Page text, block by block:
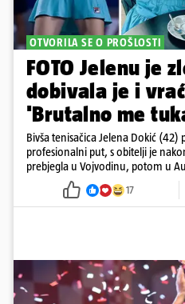
OTVORILA SE O PROŠLOSTI
FOTO Jelenu je
dobivala je i
'Brutalno me
Bivša tenisačica Jelena Dokić (42)
profesionalni put, s obitelji je
prebjegla u Vojvodinu, potom u
17